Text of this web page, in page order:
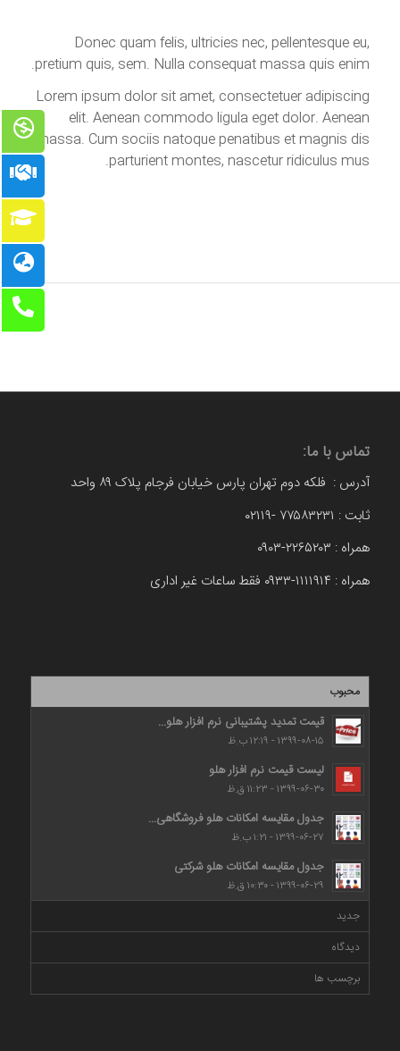
Donec quam felis, ultricies nec, pellentesque eu,
pretium quis, sem. Nulla consequat massa quis enim.
Lorem ipsum dolor sit amet, consectetuer adipiscing
elit. Aenean commodo ligula eget dolor. Aenean
massa. Cum sociis natoque penatibus et magnis dis
parturient montes, nascetur ridiculus mus.
تماس با ما:
آدرس : فلکه دوم تهران پارس خیابان فرجام پلاک ۸۹ واحد
ثابت : ۷۷۵۸۳۲۳۱ -۰۲۱۱۹
همراه : ۲۲۶۵۲۰۳-۰۹۰۳
همراه : ۱۱۱۱۹۱۴-۰۹۳۳ فقط ساعات غیر اداری
محبوب
قیمت تمدید پشتیبانی نرم افزار هلو...
۱۳۹۹-۰۸-۱۵ - ۱۲:۱۹ ب.ظ
لیست قیمت نرم افزار هلو
۱۳۹۹-۰۶-۳۰ - ۱۱:۲۳ ق.ظ
جدول مقایسه امکانات هلو فروشگاهی...
۱۳۹۹-۰۶-۲۷ - ۱:۲۱ ب.ظ
جدول مقایسه امکانات هلو شرکتی
۱۳۹۹-۰۶-۲۹ - ۱۰:۳۰ ق.ظ
جدید
دیدگاه
برچسب ها